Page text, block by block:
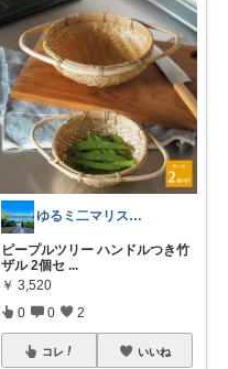
ゆるミ二マリストかん🪉
ピープルツリー ハンドルつき竹
ザル 2個セ ...
￥ 3,520
0 0 2
コレ いいね